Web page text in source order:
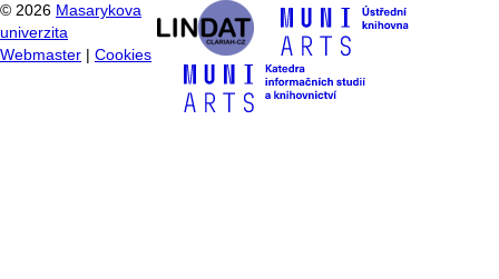
© 2026 Masarykova
univerzita
Webmaster
Cookies